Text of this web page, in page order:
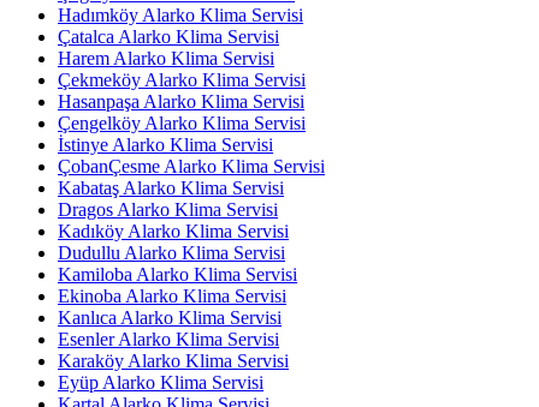
Hadımköy Alarko Klima Servisi
Çatalca Alarko Klima Servisi
Harem Alarko Klima Servisi
Çekmeköy Alarko Klima Servisi
Hasanpaşa Alarko Klima Servisi
Çengelköy Alarko Klima Servisi
İstinye Alarko Klima Servisi
ÇobanÇesme Alarko Klima Servisi
Kabataş Alarko Klima Servisi
Dragos Alarko Klima Servisi
Kadıköy Alarko Klima Servisi
Dudullu Alarko Klima Servisi
Kamiloba Alarko Klima Servisi
Ekinoba Alarko Klima Servisi
Kanlıca Alarko Klima Servisi
Esenler Alarko Klima Servisi
Karaköy Alarko Klima Servisi
Eyüp Alarko Klima Servisi